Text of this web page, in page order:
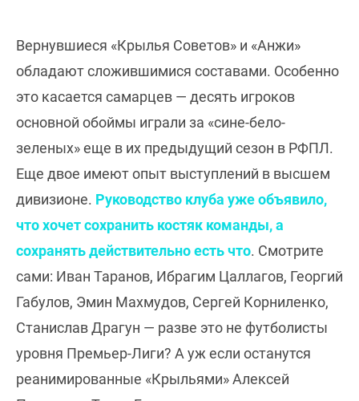
Вернувшиеся «Крылья Советов» и «Анжи»
обладают сложившимися составами. Особенно
это касается самарцев — десять игроков
основной обоймы играли за «сине-бело-
зеленых» еще в их предыдущий сезон в РФПЛ.
Еще двое имеют опыт выступлений в высшем
дивизионе. Руководство клуба уже объявило,
что хочет сохранить костяк команды, а
сохранять действительно есть что. Смотрите
сами: Иван Таранов, Ибрагим Цаллагов, Георгий
Габулов, Эмин Махмудов, Сергей Корниленко,
Станислав Драгун — разве это не футболисты
уровня Премьер-Лиги? А уж если останутся
реанимированные «Крыльями» Алексей